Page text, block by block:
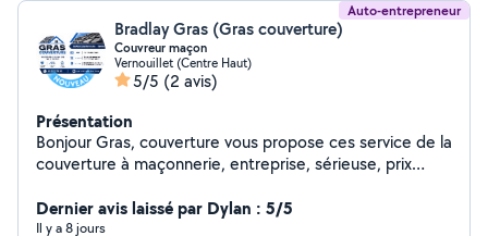
Auto-entrepreneur
Bradlay Gras (Gras couverture)
Couvreur maçon
Vernouillet (Centre Haut)
5/5 (2 avis)
Présentation
Bonjour Gras, couverture vous propose ces service de la
couverture à maçonnerie, entreprise, sérieuse, prix
renseignements devis et déplacement gratuit.
Cordialement
Dernier avis laissé par Dylan : 5/5
Il y a 8 jours